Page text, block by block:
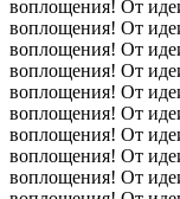
воплощения! От
воплощения! От
воплощения! От
воплощения! От
воплощения! От
воплощения! От
воплощения! От
воплощения! От
воплощения! От